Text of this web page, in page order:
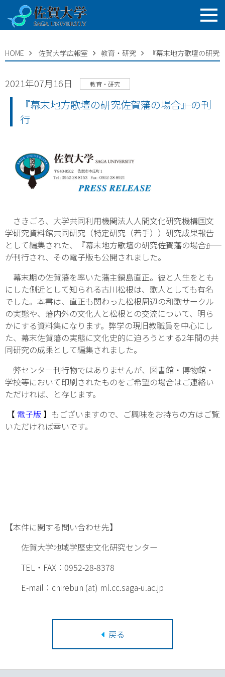
HOME 佐賀大学広報室 教育・研究 『幕末地方歌壇の研究――
2021年07月16日 教育・研究
『幕末地方歌壇の研究――佐賀藩の場合――』の刊
行
さきごろ、大学共同利用機関法人人間文化研究機構国文
学研究資料館共同研究（特定研究（若手））研究成果報告
として編集された、『幕末地方歌壇の研究――佐賀藩の場合――』
が刊行され、その電子版も公開されました。
幕末期の佐賀藩を率いた藩主鍋島直正。彼と人生をとも
にした側近として知られる古川松根は、歌人としても有名
でした。本書は、直正も関わった松根周辺の和歌サークル
の実態や、藩内外の文化人と松根との交流について、明ら
かにする資料集になります。弊学の現旧教職員を中心にし
た、幕末佐賀藩の実態に文化史的に迫ろうとする2年間の共
同研究の成果として編集されました。
弊センター刊行物ではありませんが、図書館・博物館・
学校等において印刷されたものをご希望の場合はご連絡い
ただければ、と存じます。
【 電子版 】 もございますので、ご興味をお持ちの方はご覧
いただければ幸いです。
【本件に関する問い合わせ先】
佐賀大学地域学歴史文化研究センター
TEL・FAX：0952-28-8378
E-mail：chirebun (at) ml.cc.saga-u.ac.jp
戻る